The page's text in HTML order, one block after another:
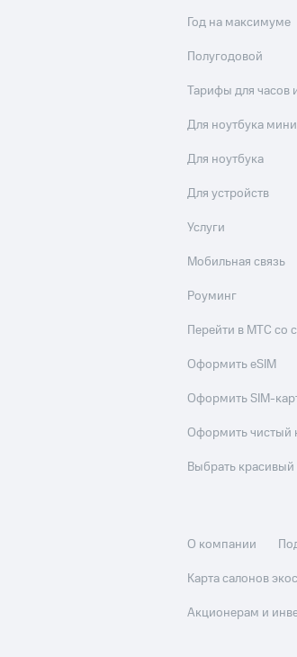
Год на максимуме
Полугодовой
Тарифы для часов
Для ноутбука мини
Для ноутбука
Для устройств
Услуги
Мобильная связь
Роуминг
Перейти в МТС со
Оформить eSIM
Оформить SIM-
Оформить чистый
Выбрать
О компании
Карта салонов
Акционерам и